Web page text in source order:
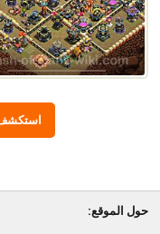
استكشف
حول الموقع: